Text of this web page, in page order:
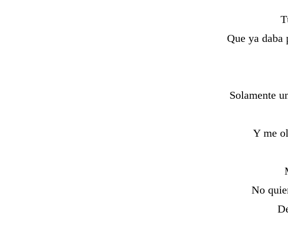
Que ya
Solamente
Y me
No